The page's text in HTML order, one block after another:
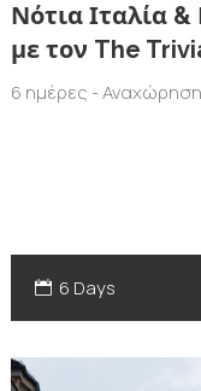
Νότια Ιταλία
με τον The
6 ημέρες -
6 Days